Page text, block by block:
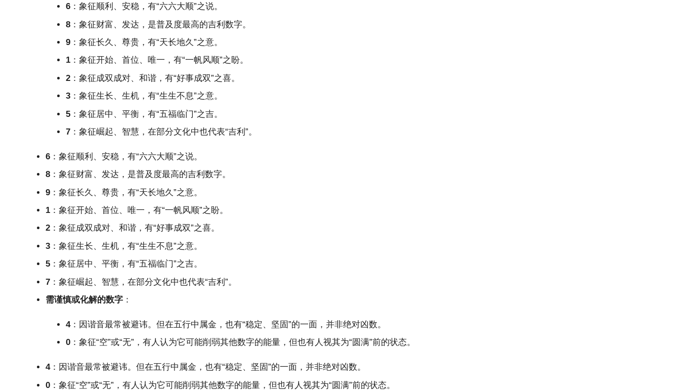
6 ：象征顺利、安稳，有“六六大顺”之说。
8 ：象征财富、发达，是普及度最高的吉利数字。
9 ：象征长久、尊贵，有“天长地久”之意。
1 ：象征开始、首位、唯一，有“一帆风顺”之盼。
2 ：象征成双成对、和谐，有“好事成双”之喜。
3 ：象征生长、生机，有“生生不息”之意。
5 ：象征居中、平衡，有“五福临门”之吉。
7 ：象征崛起、智慧，在部分文化中也代表“吉利”。
6 ：象征顺利、安稳，有“六六大顺”之说。
8 ：象征财富、发达，是普及度最高的吉利数字。
9 ：象征长久、尊贵，有“天长地久”之意。
1 ：象征开始、首位、唯一，有“一帆风顺”之盼。
2 ：象征成双成对、和谐，有“好事成双”之喜。
3 ：象征生长、生机，有“生生不息”之意。
5 ：象征居中、平衡，有“五福临门”之吉。
7 ：象征崛起、智慧，在部分文化中也代表“吉利”。
需谨慎或化解的数字 ：
4：因谐音最常被避讳。但在五行中属金，也有“稳定、坚固”的一面，并非绝对凶数。
0 ：象征“空”或“无”，有人认为它可能削弱其他数字的能量，但也有人视其为“圆满”前的状态。
4：因谐音最常被避讳。但在五行中属金，也有“稳定、坚固”的一面，并非绝对凶数。
0 ：象征“空”或“无”，有人认为它可能削弱其他数字的能量，但也有人视其为“圆满”前的状态。